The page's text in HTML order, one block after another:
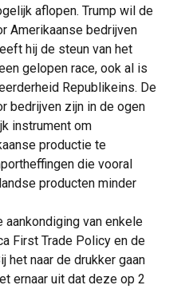
aflopen. Trump wil de
Amerikaanse bedrijven
hij de steun van het
gelopen race, ook al is
Republikeins. De
bedrijven zijn in de ogen
instrument om
productie te
die vooral
producten minder
van enkele
First Trade Policy en de
het naar de drukker gaan
ernaar uit dat deze op 2